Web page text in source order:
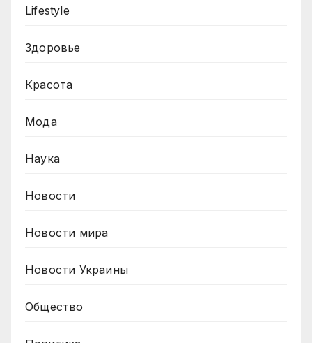
Lifestyle
Здоровье
Красота
Мода
Наука
Новости
Новости мира
Новости Украины
Общество